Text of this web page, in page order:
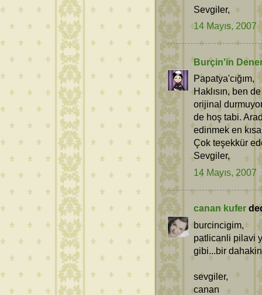
Sevgiler,
14 Mayıs, 2007
Burçin'in
Papatya'cığım,
Haklısın, ben
orijinal
de hoş tabi.
edinmek en
Çok teşekkür
Sevgiler,
14 Mayıs, 2007
canan kufer
burcincigim,
patlicanli pilavi
gibi...bir
sevgiler,
canan